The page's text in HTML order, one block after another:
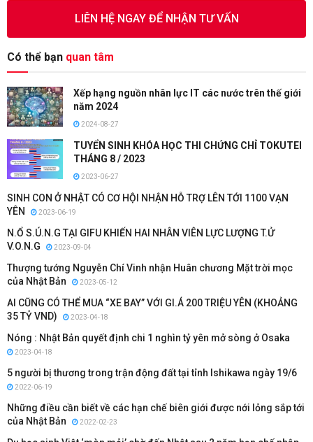
LIÊN HỆ NGAY ĐỂ NHẬN TƯ VẤN
Có thể bạn quan tâm
Xếp hạng nguồn nhân lực IT các nước trên thế giới
năm 2024
2024-08-27
TUYỂN SINH KHÓA HỌC THI CHỨNG CHỈ TOKUTEI
THÁNG 8 / 2023
2023-06-27
SINH CON Ở NHẬT CÓ CƠ HỘI NHẬN HỖ TRỢ LÊN TỚI 1100 VẠN
YÊN
2023-06-19
N.Ổ S.Ú.N.G TẠI GIFU KHIẾN HAI NHÂN VIÊN LỰC LƯỢNG T.Ử
V.O.N.G
2023-09-04
Thượng tướng Nguyễn Chí Vinh nhận Huân chương Mặt trời mọc
của Nhật Bản
2023-05-12
AI CŨNG CÓ THỂ MUA “XE BAY” VỚI GI.Á 200 TRIỆU YÊN (KHOẢNG
35 TỶ VND)
2023-04-18
Nóng : Nhật Bản quyết định chi 1 nghìn tỷ yên mở sòng ở Osaka
2023-04-18
5 người bị thương trong trận động đất tại tỉnh Ishikawa ngày 19/6
2022-06-19
Những điều cần biết về các hạn chế biên giới được nới lỏng sắp tới
của Nhật Bản
2022-02-23